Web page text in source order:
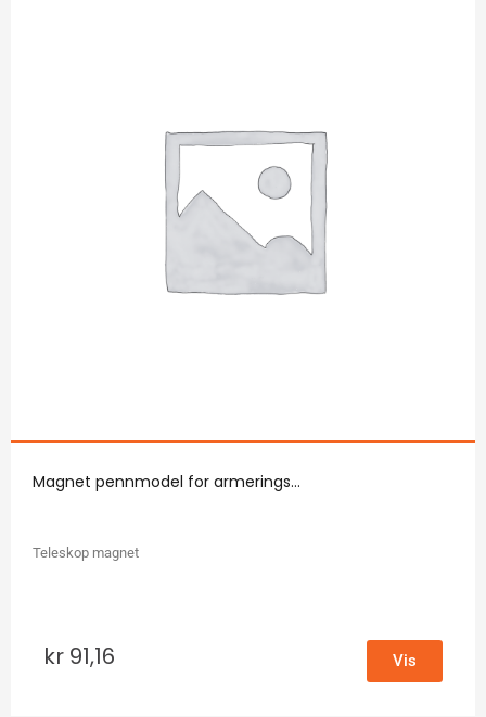
Magnet pennmodel for armerings...
Teleskop magnet
kr 91,16 Vis